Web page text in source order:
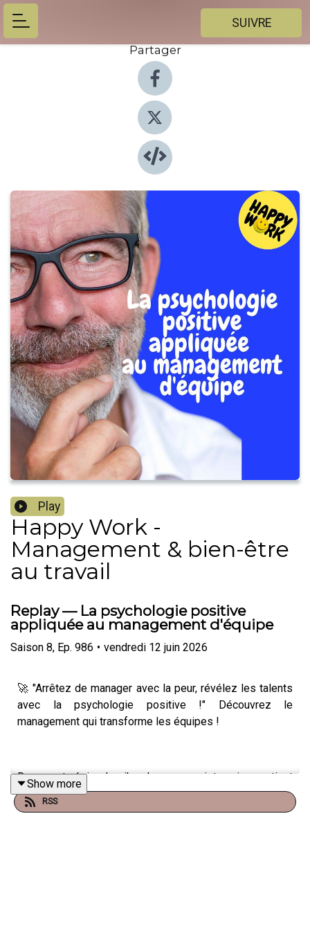
SUIVRE
Partager
Play
Happy Work -
Management & bien-être
au travail
Replay — La psychologie positive
appliquée au management d'équipe
Saison 8, Ep. 986 • vendredi 12 juin 2026
🚀 "Arrêtez de manager avec la peur, révélez les talents
avec la psychologie positive !" Découvrez le
management qui transforme les équipes !
Dans cet épisode, j'explore un sujet qui me tient
particulièrement à cœur : la pensée positive appliquée
au management.
Show more
RSS